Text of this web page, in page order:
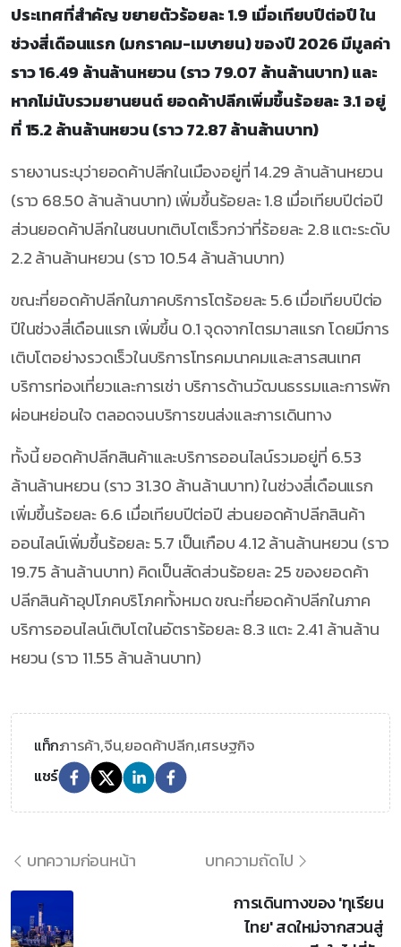
ประเทศที่สำคัญ ขยายตัวร้อยละ 1.9 เมื่อเทียบปีต่อปี ใน
ช่วงสี่เดือนแรก (มกราคม-เมษายน) ของปี 2026 มีมูลค่า
ราว 16.49 ล้านล้านหยวน (ราว 79.07 ล้านล้านบาท) และ
หากไม่นับรวมยานยนต์ ยอดค้าปลีกเพิ่มขึ้นร้อยละ 3.1 อยู่
ที่ 15.2 ล้านล้านหยวน (ราว 72.87 ล้านล้านบาท)
รายงานระบุว่ายอดค้าปลีกในเมืองอยู่ที่ 14.29 ล้านล้านหยวน
(ราว 68.50 ล้านล้านบาท) เพิ่มขึ้นร้อยละ 1.8 เมื่อเทียบปีต่อปี
ส่วนยอดค้าปลีกในชนบทเติบโตเร็วกว่าที่ร้อยละ 2.8 แตะระดับ
2.2 ล้านล้านหยวน (ราว 10.54 ล้านล้านบาท)
ขณะที่ยอดค้าปลีกในภาคบริการโตร้อยละ 5.6 เมื่อเทียบปีต่อ
ปีในช่วงสี่เดือนแรก เพิ่มขึ้น 0.1 จุดจากไตรมาสแรก โดยมีการ
เติบโตอย่างรวดเร็วในบริการโทรคมนาคมและสารสนเทศ
บริการท่องเที่ยวและการเช่า บริการด้านวัฒนธรรมและการพัก
ผ่อนหย่อนใจ ตลอดจนบริการขนส่งและการเดินทาง
ทั้งนี้ ยอดค้าปลีกสินค้าและบริการออนไลน์รวมอยู่ที่ 6.53
ล้านล้านหยวน (ราว 31.30 ล้านล้านบาท) ในช่วงสี่เดือนแรก
เพิ่มขึ้นร้อยละ 6.6 เมื่อเทียบปีต่อปี ส่วนยอดค้าปลีกสินค้า
ออนไลน์เพิ่มขึ้นร้อยละ 5.7 เป็นเกือบ 4.12 ล้านล้านหยวน (ราว
19.75 ล้านล้านบาท) คิดเป็นสัดส่วนร้อยละ 25 ของยอดค้า
ปลีกสินค้าอุปโภคบริโภคทั้งหมด ขณะที่ยอดค้าปลีกในภาค
บริการออนไลน์เติบโตในอัตราร้อยละ 8.3 แตะ 2.41 ล้านล้าน
หยวน (ราว 11.55 ล้านล้านบาท)
แท็ก:การค้า,จีน,ยอดค้าปลีก,เศรษฐกิจ
แชร์
บทความก่อนหน้า
บทความถัดไป
การเดินทางของ 'ทุเรียน
ไทย' สดใหม่จากสวนสู่